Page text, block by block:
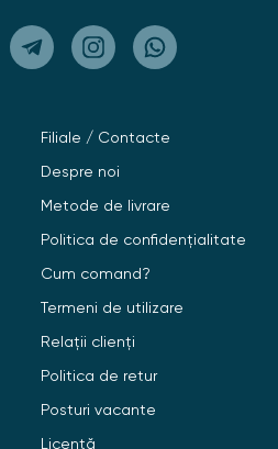
Filiale / Contacte
Despre noi
Metode de livrare
Politica de confidențialitate
Cum comand?
Termeni de utilizare
Relații clienți
Politica de retur
Posturi vacante
Licență